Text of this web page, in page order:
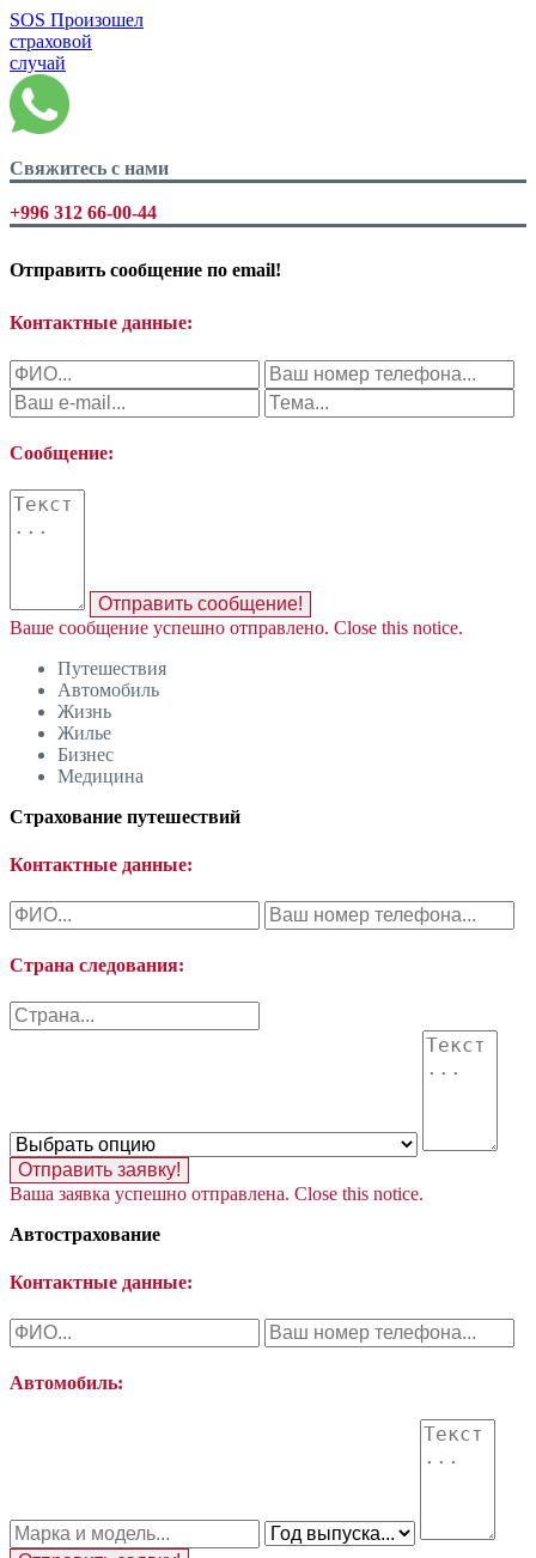
SOS Произошел
страховой
случай
Свяжитесь с нами
+996 312 66-00-44
Отправить сообщение по email!
Контактные данные:
Сообщение:
Отправить сообщение!
Ваше сообщение успешно отправлено. Close this notice.
Путешествия
Автомобиль
Жизнь
Жилье
Бизнес
Медицина
Страхование путешествий
Контактные данные:
Страна следования:
Отправить заявку!
Ваша заявка успешно отправлена. Close this notice.
Автострахование
Контактные данные:
Автомобиль: